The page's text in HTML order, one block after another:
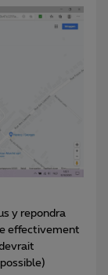
y repondra
effectivement